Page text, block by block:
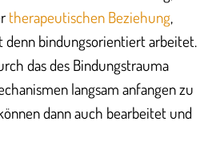
therapeutischen Beziehung,
denn bindungsorientiert arbeitet.
das des Bindungstrauma
langsam anfangen zu
dann auch bearbeitet und